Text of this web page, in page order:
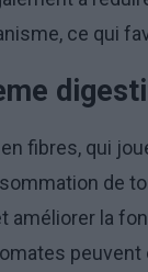
ce qui
fibres, qui
de
améliorer la